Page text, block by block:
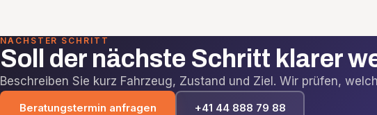
NÄCHSTER SCHRITT
Soll der nächste Schritt klarer
Beschreiben Sie kurz Fahrzeug, Zustand und Ziel. Wir prüfen,
Beratungstermin anfragen +41 44 888 79 88